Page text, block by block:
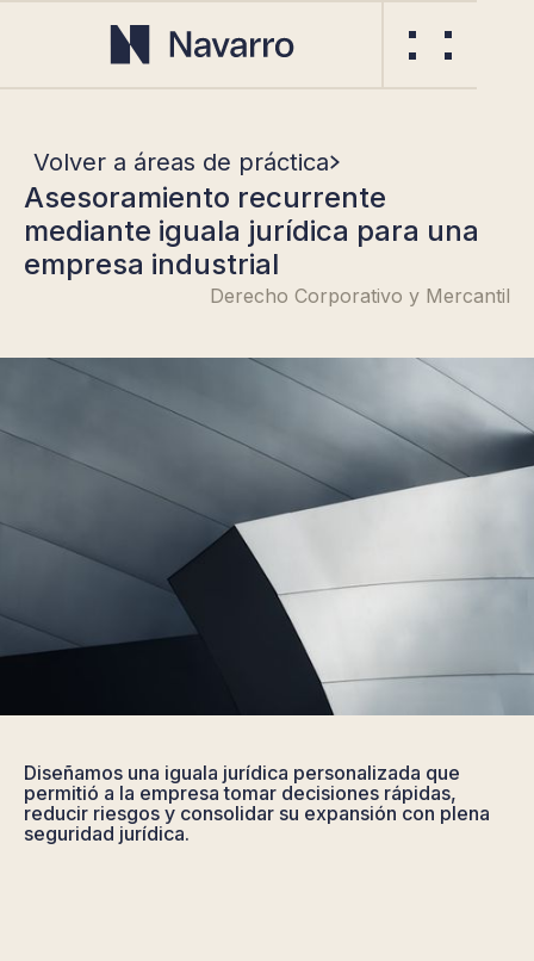
Volver a áreas de práctica
Asesoramiento recurrente
mediante iguala jurídica para una
empresa industrial
Derecho Corporativo y Mercantil
Diseñamos una iguala jurídica personalizada que
permitió a la empresa tomar decisiones rápidas,
reducir riesgos y consolidar su expansión con plena
seguridad jurídica.